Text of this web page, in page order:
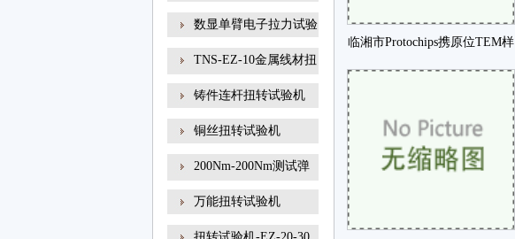
数显单臂电子拉力试验
TNS-EZ-10金属线材扭
铸件连杆扭转试验机
铜丝扭转试验机
200Nm-200Nm测试弹
万能扭转试验机
临湘市Protochips携原位TEM样